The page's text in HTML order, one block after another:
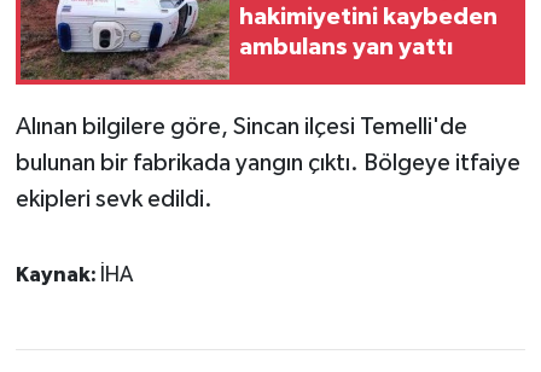
hakimiyetini kaybeden
ambulans yan yattı
Alınan bilgilere göre, Sincan ilçesi Temelli'de
bulunan bir fabrikada yangın çıktı. Bölgeye itfaiye
ekipleri sevk edildi.
Kaynak: İHA